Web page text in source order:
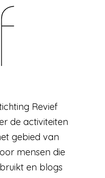
Revief
de activiteiten
gebied van
mensen die
en blogs